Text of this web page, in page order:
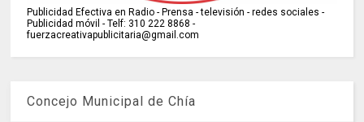
Publicidad Efectiva en Radio - Prensa - televisión - redes sociales -
Publicidad móvil - Telf: 310 222 8868 -
fuerzacreativapublicitaria@gmail.com
Concejo Municipal de Chía